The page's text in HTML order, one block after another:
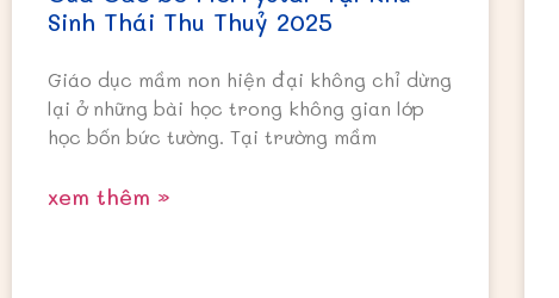
Sinh Thái Thu Thuỷ 2025
Giáo dục mầm non hiện đại không chỉ dừng
lại ở những bài học trong không gian lớp
học bốn bức tường. Tại trường mầm
xem thêm »